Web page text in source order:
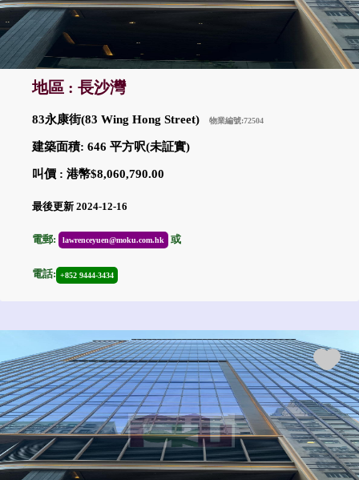
地區 : 長沙灣
83永康街(83 Wing Hong Street) 物業編號:72504
建築面積: 646 平方呎(未証實)
叫價 : 港幣$8,060,790.00
最後更新 2024-12-16
電郵: lawrenceyuen@moku.com.hk 或
電話: +852 9444-3434